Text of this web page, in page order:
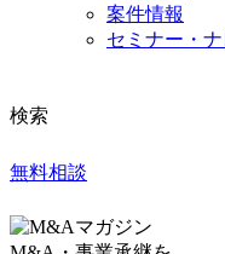
案件情報
セミナー・
検索
無料相談